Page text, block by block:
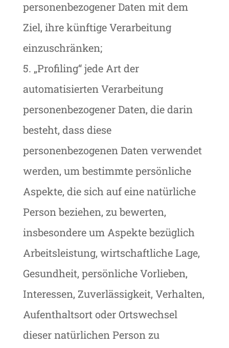
personenbezogener Daten mit dem
Ziel, ihre künftige Verarbeitung
einzuschränken;
5. „Profiling“ jede Art der
automatisierten Verarbeitung
personenbezogener Daten, die darin
besteht, dass diese
personenbezogenen Daten verwendet
werden, um bestimmte persönliche
Aspekte, die sich auf eine natürliche
Person beziehen, zu bewerten,
insbesondere um Aspekte bezüglich
Arbeitsleistung, wirtschaftliche Lage,
Gesundheit, persönliche Vorlieben,
Interessen, Zuverlässigkeit, Verhalten,
Aufenthaltsort oder Ortswechsel
dieser natürlichen Person zu